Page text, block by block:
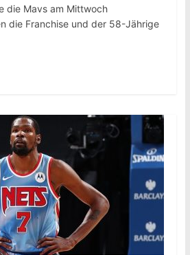
die Mavs am Mittwoch
die Franchise und der 58-Jährige